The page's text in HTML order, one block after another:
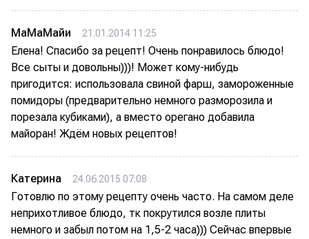
МаМаМайи 21.01.2014 11:25
Елена! Спасибо за рецепт! Очень понравилось блюдо!
Все сыты и довольны)))! Может кому-нибудь
пригодится: использовала свиной фарш, замороженные
помидоры (предварительно немного разморозила и
порезала кубиками), а вместо орегано добавила
майоран! Ждём новых рецептов!
Катерина 24.06.2015 07:08
Готовлю по этому рецепту очень часто. На самом деле
неприхотливое блюдо, тк покрутился возле плиты
немного и забыл потом на 1,5-2 часа))) Сейчас впервые